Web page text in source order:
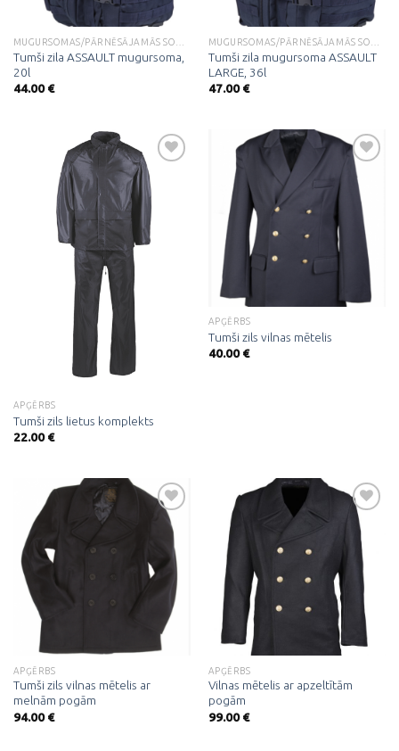
Tumši zila ASSAULT mugursoma,
20l
44.00€
Tumši zila mugursoma ASSAULT
LARGE, 36l
47.00€
Pievienot
vēlmju
sarakstam
APĢĒRBS
Tumši zils lietus komplekts
22.00€
Pievienot
vēlmju
sarakstam
APĢĒRBS
Tumši zils vilnas mētelis
40.00€
Pievienot
vēlmju
sarakstam
APĢĒRBS
Tumši zils vilnas mētelis ar
melnām pogām
94.00€
Pievienot
vēlmju
sarakstam
APĢĒRBS
Vilnas mētelis ar apzeltītām
pogām
99.00€